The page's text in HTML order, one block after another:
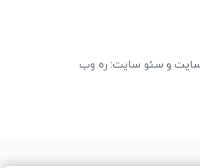
و سئو سایت: ره وب